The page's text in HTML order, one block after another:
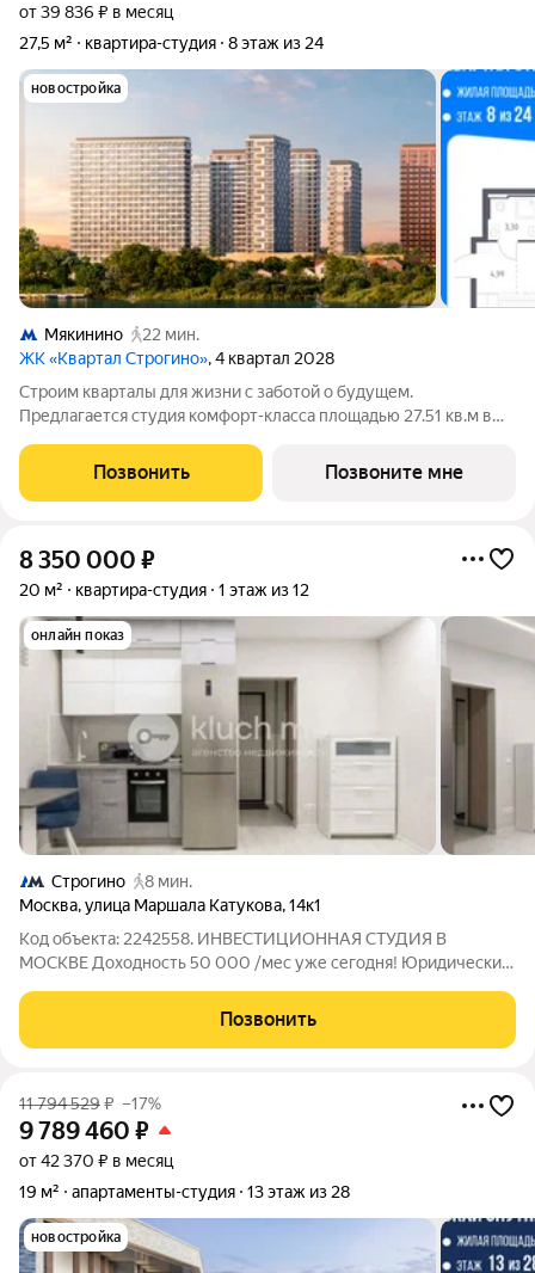
от 39 836 ₽ в месяц
27,5 м²
квартира-студия 8 этаж из 24
новостройка
Мякинино
22 мин.
ЖК «Квартал Строгино», 4 квартал 2028
Строим кварталы для жизни с заботой о будущем.
Предлагается студия комфорт-класса площадью 27.51 кв.м в
комплексе "Квартал Строгино".В варианте без отделки мы
установили окна и входную дверь, завели
Позвонить Позвоните мне
8 350 000 ₽
20 м² квартира-студия 1 этаж из 12
онлайн показ
Строгино
8 мин.
Москва,улица Маршала Катукова,14к1
Код объекта: 2242558. ИНВЕСТИЦИОННАЯ СТУДИЯ В
МОСКВЕ Доходность 50 000 /мес уже сегодня! Юридически
продаётся: Студия 22,5 м в доме с разделённой на отдельные
лоты 5-комнатной квартирой
Позвонить
11 794 529₽ –17%
9 789 460 ₽
от 42 370 ₽ в месяц
19 м²
апартаменты-студия 13 этаж из 28
новостройка